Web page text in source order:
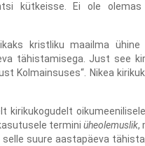
kütkeisse. Ei ole
kristliku maailma
tähistamisega. Just see
Kolmainsuses“. Nikea
kirikukogudelt
terminiüheolemuslik,
suure aastapäeva